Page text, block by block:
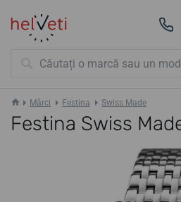
Mărci Festina Swiss Made
Festina Swiss